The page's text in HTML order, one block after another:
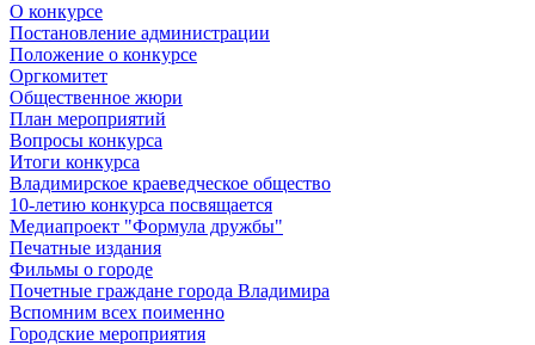
О конкурсе
Постановление администрации
Положение о конкурсе
Оргкомитет
Общественное жюри
План мероприятий
Вопросы конкурса
Итоги конкурса
Владимирское краеведческое общество
10-летию конкурса посвящается
Медиапроект "Формула дружбы"
Печатные издания
Фильмы о городе
Почетные граждане города Владимира
Вспомним всех поименно
Городские мероприятия